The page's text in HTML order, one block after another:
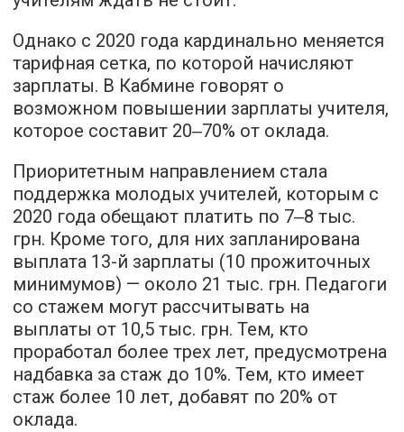
Однако с 2020 года кардинально меняется
тарифная сетка, по которой начисляют
зарплаты. В Кабмине говорят о
возможном повышении зарплаты учителя,
которое составит 20‒70% от оклада.
Приоритетным направлением стала
поддержка молодых учителей, которым с
2020 года обещают платить по 7‒8 тыс.
грн. Кроме того, для них запланирована
выплата 13-й зарплаты (10 прожиточных
минимумов) — около 21 тыс. грн. Педагоги
со стажем могут рассчитывать на
выплаты от 10,5 тыс. грн. Тем, кто
проработал более трех лет, предусмотрена
надбавка за стаж до 10%. Тем, кто имеет
стаж более 10 лет, добавят по 20% от
оклада.